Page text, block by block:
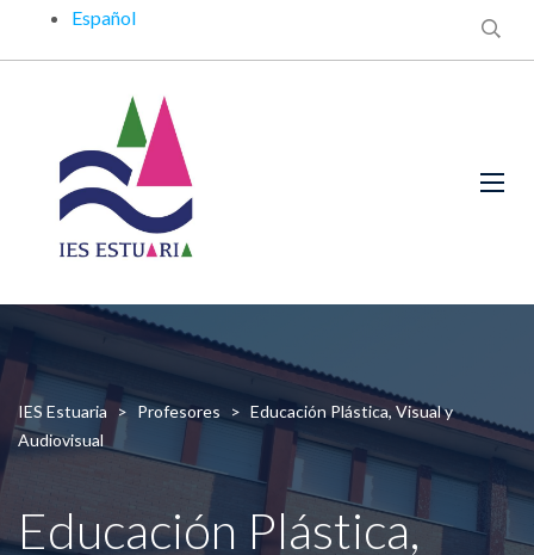
Español
IES Estuaria > Profesores > Educación Plástica, Visual y
Audiovisual
Educación Plástica,